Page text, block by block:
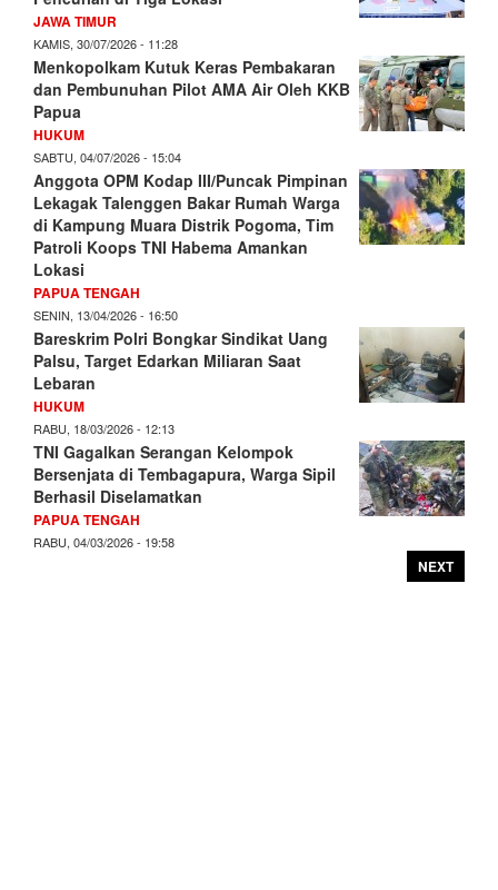
JAWA TIMUR
KAMIS, 30/07/2026 - 11:28
Menkopolkam Kutuk Keras Pembakaran
dan Pembunuhan Pilot AMA Air Oleh KKB
Papua
HUKUM
SABTU, 04/07/2026 - 15:04
Anggota OPM Kodap III/Puncak Pimpinan
Lekagak Talenggen Bakar Rumah Warga
di Kampung Muara Distrik Pogoma, Tim
Patroli Koops TNI Habema Amankan
Lokasi
PAPUA TENGAH
SENIN, 13/04/2026 - 16:50
Bareskrim Polri Bongkar Sindikat Uang
Palsu, Target Edarkan Miliaran Saat
Lebaran
HUKUM
RABU, 18/03/2026 - 12:13
TNI Gagalkan Serangan Kelompok
Bersenjata di Tembagapura, Warga Sipil
Berhasil Diselamatkan
PAPUA TENGAH
RABU, 04/03/2026 - 19:58
NEXT